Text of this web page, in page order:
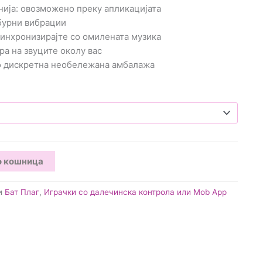
овозможено преку апликацијата
вибрации
со омилената музика
на звуците околу вас
дискретна необележана амбалажа
кошница
Бат Плаг, Играчки со далечинска контрола или Mob App